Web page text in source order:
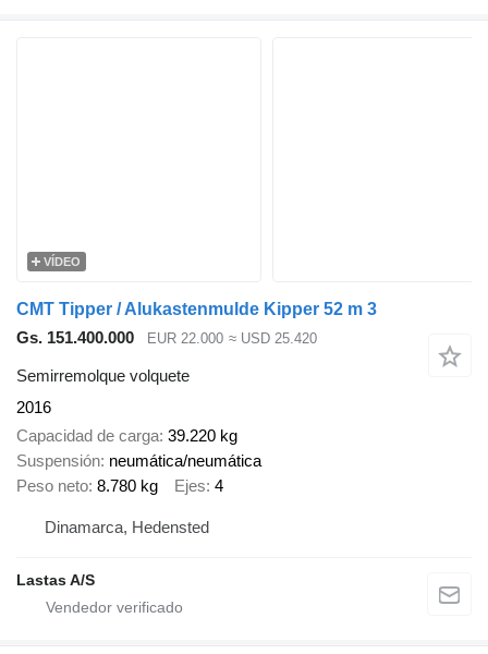
VÍDEO
CMT Tipper / Alukastenmulde Kipper 52 m 3
Gs. 151.400.000
EUR 22.000 ≈ USD 25.420
Semirremolque volquete
2016
Capacidad de carga 39.220 kg
Suspensión neumática/neumática
Peso neto 8.780 kg Ejes 4
Dinamarca, Hedensted
Lastas A/S